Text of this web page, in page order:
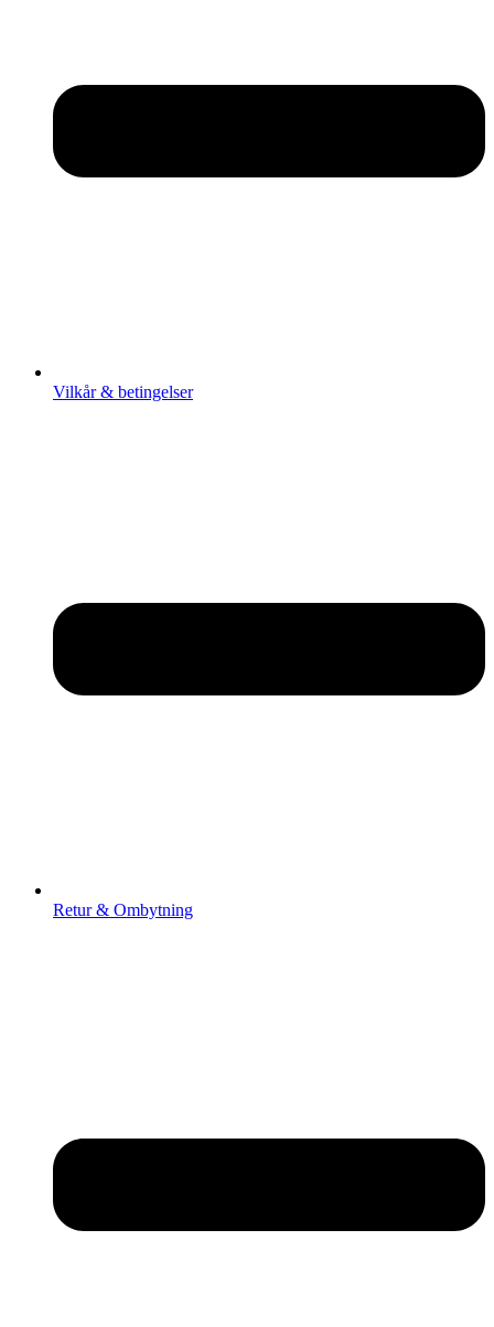
Vilkår & betingelser
Retur & Ombytning